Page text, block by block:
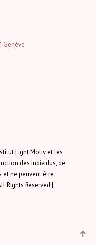
Genève
Light Motiv et les
des individus, de
et ne peuvent être
Rights Reserved |